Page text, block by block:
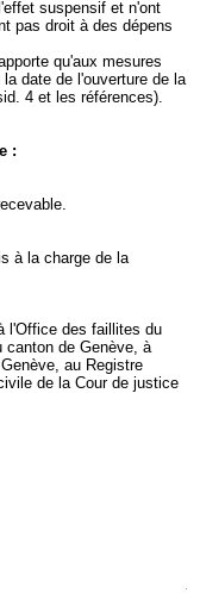
suspensif et n'ont
pas droit à des dépens
qu'aux mesures
date de l'ouverture de la
4 et les références).
:
à la charge de la
l'Office des faillites du
canton de Genève, à
au Registre
de la Cour de justice